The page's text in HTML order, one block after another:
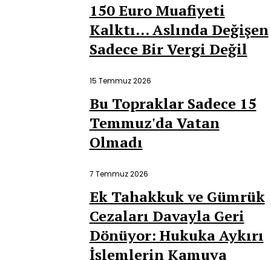
150 Euro Muafiyeti
Kalktı… Aslında Değişen
Sadece Bir Vergi Değil
15 Temmuz 2026
Bu Topraklar Sadece 15
Temmuz'da Vatan
Olmadı
7 Temmuz 2026
Ek Tahakkuk ve Gümrük
Cezaları Davayla Geri
Dönüyor: Hukuka Aykırı
İşlemlerin Kamuya